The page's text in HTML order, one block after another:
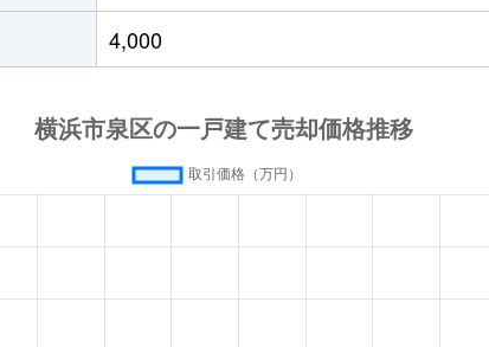
徒歩9分
徒歩21分 140m² 125m²
徒歩19分 140m² 95m²
徒歩15分 165m² 125m²
4,000